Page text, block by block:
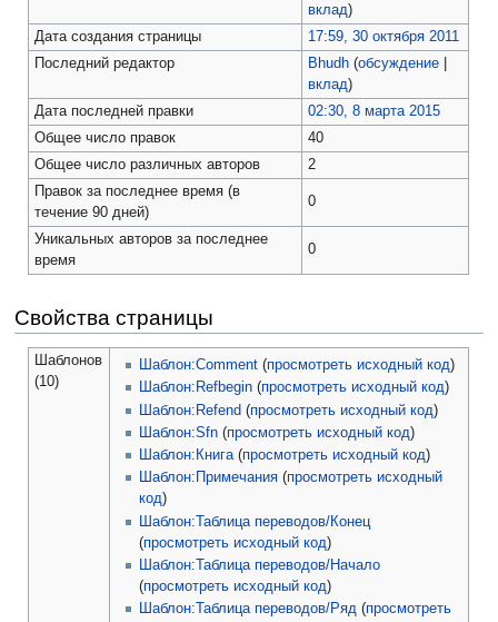
вклад)
Дата создания страницы
17:59, 30 октября 2011
Последний редактор
Bhudh (обсуждение
вклад)
Дата последней правки
02:30, 8 марта 2015
Общее число правок
40
Общее число различных авторов
2
Правок за последнее время (в
течение 90 дней)
0
Уникальных авторов за последнее
время
0
Свойства страницы
Шаблонов
(10)
Шаблон:Comment(просмотреть исходный код)
Шаблон:Refbegin(просмотреть исходный код)
Шаблон:Refend (просмотреть исходный код)
Шаблон:Sfn(просмотреть исходный код)
Шаблон:Книга(просмотреть исходный код)
Шаблон:Примечания(просмотреть исходный
код)
Шаблон:Таблица переводов/Конец
(просмотреть исходный код)
Шаблон:Таблица переводов/Начало
(просмотреть исходный код)
Шаблон:Таблица переводов/Ряд(просмотреть